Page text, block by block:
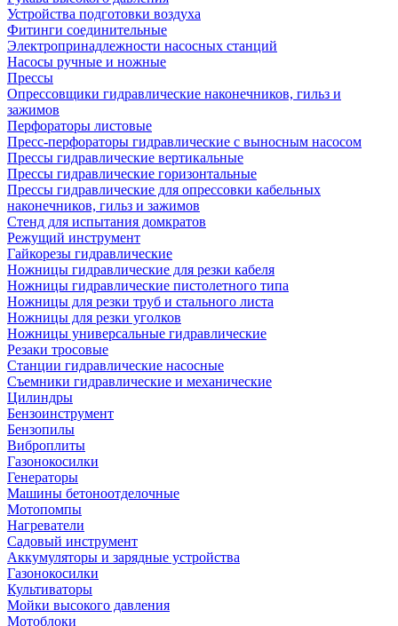
Устройства подготовки воздуха
Фитинги соединительные
Электропринадлежности насосных станций
Насосы ручные и ножные
Прессы
Опрессовщики гидравлические наконечников, гильз и
зажимов
Перфораторы листовые
Пресс-перфораторы гидравлические с выносным насосом
Прессы гидравлические вертикальные
Прессы гидравлические горизонтальные
Прессы гидравлические для опрессовки кабельных
наконечников, гильз и зажимов
Стенд для испытания домкратов
Режущий инструмент
Гайкорезы гидравлические
Ножницы гидравлические для резки кабеля
Ножницы гидравлические пистолетного типа
Ножницы для резки труб и стального листа
Ножницы для резки уголков
Ножницы универсальные гидравлические
Резаки тросовые
Станции гидравлические насосные
Съемники гидравлические и механические
Цилиндры
Бензоинструмент
Бензопилы
Виброплиты
Газонокосилки
Генераторы
Машины бетоноотделочные
Мотопомпы
Нагреватели
Садовый инструмент
Аккумуляторы и зарядные устройства
Газонокосилки
Культиваторы
Мойки высокого давления
Мотоблоки